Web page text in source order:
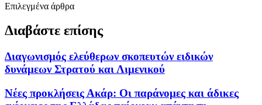
Επιλεγμένα άρθρα
Διαβάστε επίσης
Διαγωνισμός ελεύθερων σκοπευτών ειδικών
δυνάμεων Στρατού και Λιμενικού
Νέες προκλήσεις Ακάρ: Οι παράνομες και άδικες